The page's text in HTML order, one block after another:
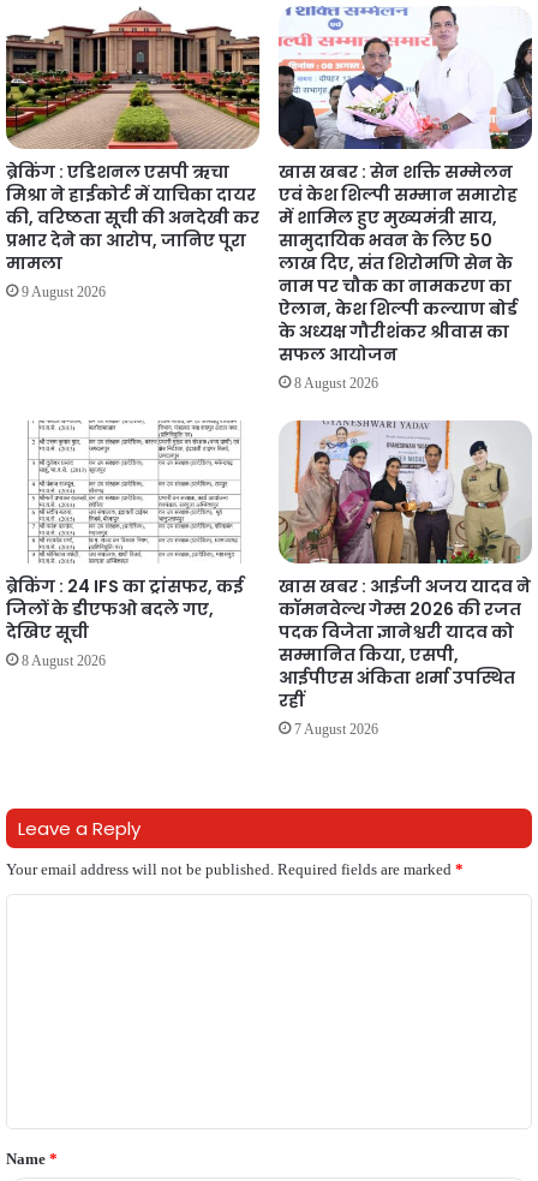
ब्रेकिंग : एडिशनल एसपी ऋचा
मिश्रा ने हाईकोर्ट में याचिका दायर
की, वरिष्ठता सूची की अनदेखी कर
प्रभार देने का आरोप, जानिए पूरा
मामला
9 August 2026
खास खबर : सेन शक्ति सम्मेलन
एवं केश शिल्पी सम्मान समारोह
में शामिल हुए मुख्यमंत्री साय,
सामुदायिक भवन के लिए 50
लाख दिए, संत शिरोमणि सेन के
नाम पर चौक का नामकरण का
ऐलान, केश शिल्पी कल्याण बोर्ड
के अध्यक्ष गौरीशंकर श्रीवास का
सफल आयोजन
8 August 2026
ब्रेकिंग : 24 IFS का ट्रांसफर, कई
जिलों के डीएफओ बदले गए,
देखिए सूची
8 August 2026
खास खबर : आईजी अजय यादव ने
कॉमनवेल्थ गेम्स 2026 की रजत
पदक विजेता ज्ञानेश्वरी यादव को
सम्मानित किया, एसपी,
आईपीएस अंकिता शर्मा उपस्थित
रहीं
7 August 2026
Leave a Reply
Your email address will not be published. Required fields are marked *
t
*
Name *